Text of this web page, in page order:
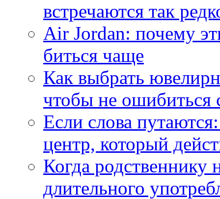
встречаются так
Air Jordan: почему
биться чаще
Как выбрать
чтобы не ошибиться
Если слова
центр, который
Когда
длительного